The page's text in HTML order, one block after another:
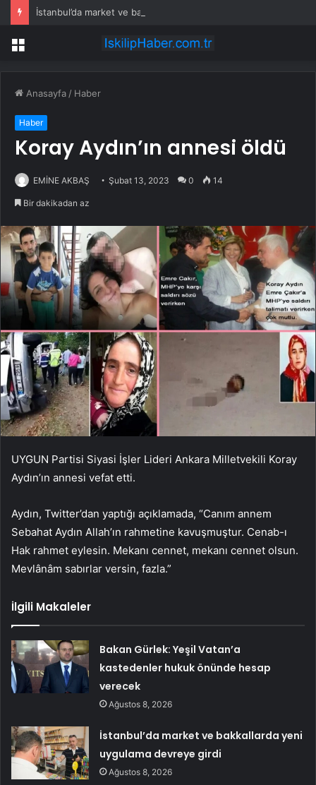
Menü
Anasayfa / Haber
Haber
Koray Aydın’ın annesi öldü
EMİNE AKBAŞ Şubat 13, 2023 0 14
Bir dakikadan az
UYGUN Partisi Siyasi İşler Lideri Ankara Milletvekili Koray
Aydın’ın annesi vefat etti.
Aydın, Twitter’dan yaptığı açıklamada, “Canım annem
Sebahat Aydın Allah’ın rahmetine kavuşmuştur. Cenab-ı
Hak rahmet eylesin. Mekanı cennet, mekanı cennet olsun.
Mevlânâm sabırlar versin, fazla.”
İlgili Makaleler
Bakan Gürlek: Yeşil Vatan’a
kastedenler hukuk önünde hesap
verecek
Ağustos 8, 2026
İstanbul’da market ve bakkallarda yeni
uygulama devreye girdi
Ağustos 8, 2026